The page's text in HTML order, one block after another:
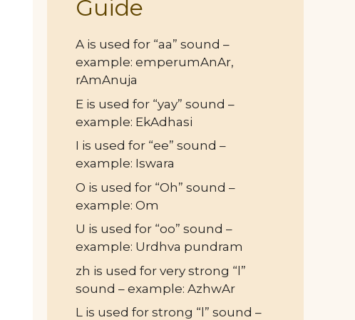
Guide
A is used for “aa” sound –
example: emperumAnAr,
rAmAnuja
E is used for “yay” sound –
example: EkAdhasi
I is used for “ee” sound –
example: Iswara
O is used for “Oh” sound –
example: Om
U is used for “oo” sound –
example: Urdhva pundram
zh is used for very strong “l”
sound – example: AzhwAr
L is used for strong “l” sound –